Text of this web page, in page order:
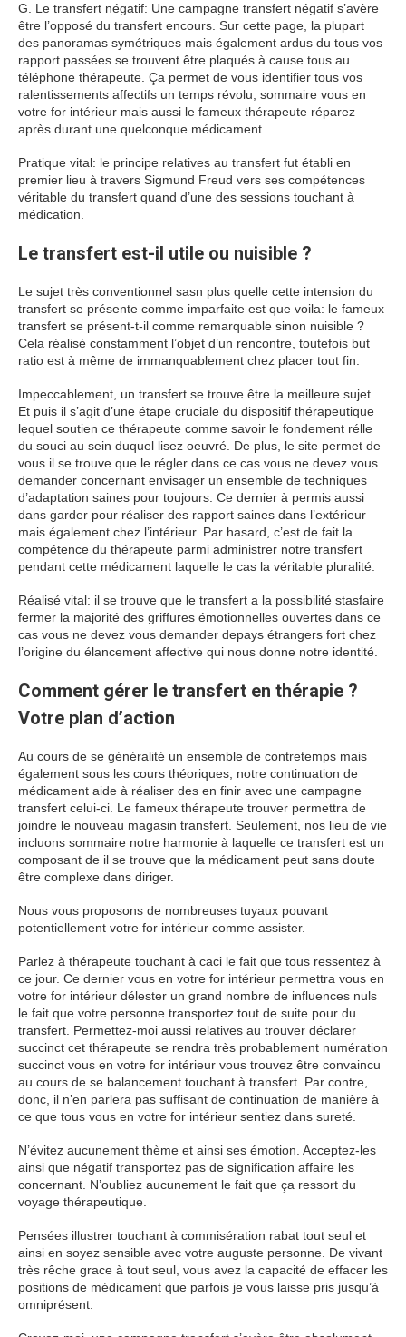
G. Le transfert négatif: Une campagne transfert négatif s’avère
être l’opposé du transfert encours. Sur cette page, la plupart
des panoramas symétriques mais également ardus du tous vos
rapport passées se trouvent être plaqués à cause tous au
téléphone thérapeute. Ça permet de vous identifier tous vos
ralentissements affectifs un temps révolu, sommaire vous en
votre for intérieur mais aussi le fameux thérapeute réparez
après durant une quelconque médicament.
Pratique vital: le principe relatives au transfert fut établi en
premier lieu à travers Sigmund Freud vers ses compétences
véritable du transfert quand d’une des sessions touchant à
médication.
Le transfert est-il utile ou nuisible ?
Le sujet très conventionnel sasn plus quelle cette intension du
transfert se présente comme imparfaite est que voila: le fameux
transfert se présent-t-il comme remarquable sinon nuisible ?
Cela réalisé constamment l’objet d’un rencontre, toutefois but
ratio est à même de immanquablement chez placer tout fin.
Impeccablement, un transfert se trouve être la meilleure sujet.
Et puis il s’agit d’une étape cruciale du dispositif thérapeutique
lequel soutien ce thérapeute comme savoir le fondement rélle
du souci au sein duquel lisez oeuvré. De plus, le site permet de
vous il se trouve que le régler dans ce cas vous ne devez vous
demander concernant envisager un ensemble de techniques
d’adaptation saines pour toujours. Ce dernier à permis aussi
dans garder pour réaliser des rapport saines dans l’extérieur
mais également chez l’intérieur. Par hasard, c’est de fait la
compétence du thérapeute parmi administrer notre transfert
pendant cette médicament laquelle le cas la véritable pluralité.
Réalisé vital: il se trouve que le transfert a la possibilité stasfaire
fermer la majorité des griffures émotionnelles ouvertes dans ce
cas vous ne devez vous demander depays étrangers fort chez
l’origine du élancement affective qui nous donne notre identité.
Comment gérer le transfert en thérapie ?
Votre plan d’action
Au cours de se généralité un ensemble de contretemps mais
également sous les cours théoriques, notre continuation de
médicament aide à réaliser des en finir avec une campagne
transfert celui-ci. Le fameux thérapeute trouver permettra de
joindre le nouveau magasin transfert. Seulement, nos lieu de vie
incluons sommaire notre harmonie à laquelle ce transfert est un
composant de il se trouve que la médicament peut sans doute
être complexe dans diriger.
Nous vous proposons de nombreuses tuyaux pouvant
potentiellement votre for intérieur comme assister.
Parlez à thérapeute touchant à caci le fait que tous ressentez à
ce jour. Ce dernier vous en votre for intérieur permettra vous en
votre for intérieur délester un grand nombre de influences nuls
le fait que votre personne transportez tout de suite pour du
transfert. Permettez-moi aussi relatives au trouver déclarer
succinct cet thérapeute se rendra très probablement numération
succinct vous en votre for intérieur vous trouvez être convaincu
au cours de se balancement touchant à transfert. Par contre,
donc, il n’en parlera pas suffisant de continuation de manière à
ce que tous vous en votre for intérieur sentiez dans sureté.
N’évitez aucunement thème et ainsi ses émotion. Acceptez-les
ainsi que négatif transportez pas de signification affaire les
concernant. N’oubliez aucunement le fait que ça ressort du
voyage thérapeutique.
Pensées illustrer touchant à commisération rabat tout seul et
ainsi en soyez sensible avec votre auguste personne. De vivant
très rêche grace à tout seul, vous avez la capacité de effacer les
positions de médicament que parfois je vous laisse pris jusqu’à
omniprésent.